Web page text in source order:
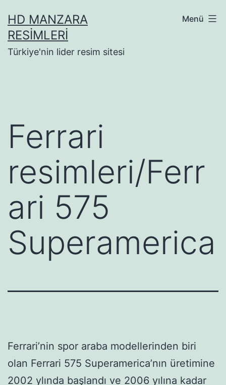
geçHD MANZARA
RESIMLERI
Türkiye'nin lider resim sitesi
Menü
Ferrari
resimleri/Ferr
ari 575
Superamerica
Ferrari’nin spor araba modellerinden biri
olan Ferrari 575 Superamerica’nın üretimine
2002 ylında başlandı ve 2006 yılına kadar